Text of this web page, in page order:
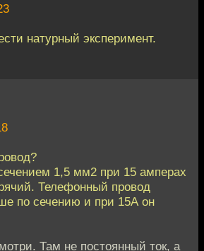
натурный эксперимент.
1,5 мм2 при 15 амперах
Телефонный провод
по сечению и при 15А он
Там не постоянный ток, а